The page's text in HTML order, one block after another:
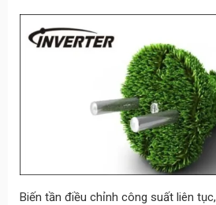
Biến tần điều chỉnh công suất liên